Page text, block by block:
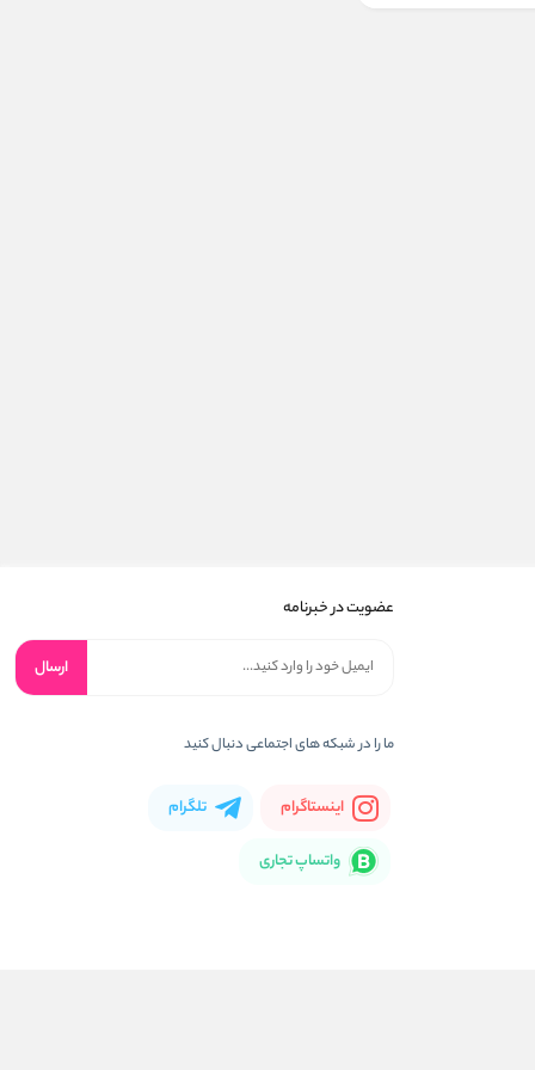
عضویت در خبرنامه
ارسال
ما را در شبکه های اجتماعی دنبال کنید
اینستاگرام تلگرام
واتساپ تجاری